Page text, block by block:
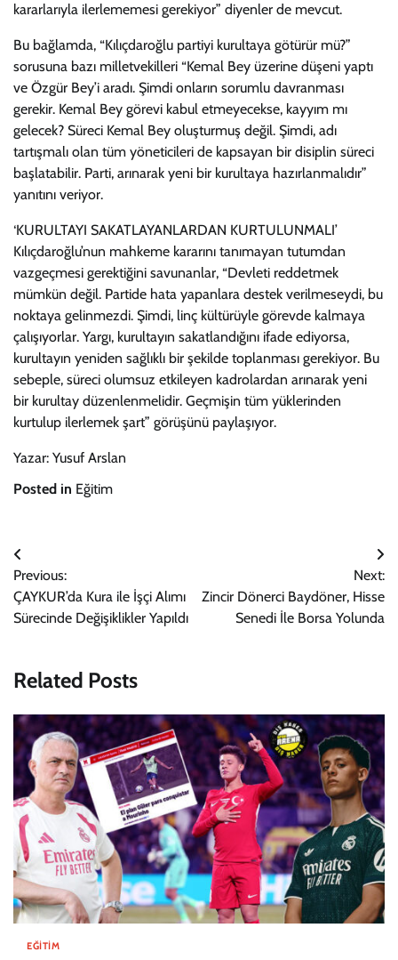
kararlarıyla ilerlememesi gerekiyor” diyenler de mevcut.
Bu bağlamda, “Kılıçdaroğlu partiyi kurultaya götürür mü?”
sorusuna bazı milletvekilleri “Kemal Bey üzerine düşeni yaptı
ve Özgür Bey’i aradı. Şimdi onların sorumlu davranması
gerekir. Kemal Bey görevi kabul etmeyecekse, kayyım mı
gelecek? Süreci Kemal Bey oluşturmuş değil. Şimdi, adı
tartışmalı olan tüm yöneticileri de kapsayan bir disiplin süreci
başlatabilir. Parti, arınarak yeni bir kurultaya hazırlanmalıdır”
yanıtını veriyor.
‘KURULTAYI SAKATLAYANLARDAN KURTULUNMALI’
Kılıçdaroğlu’nun mahkeme kararını tanımayan tutumdan
vazgeçmesi gerektiğini savunanlar, “Devleti reddetmek
mümkün değil. Partide hata yapanlara destek verilmeseydi, bu
noktaya gelinmezdi. Şimdi, linç kültürüyle görevde kalmaya
çalışıyorlar. Yargı, kurultayın sakatlandığını ifade ediyorsa,
kurultayın yeniden sağlıklı bir şekilde toplanması gerekiyor. Bu
sebeple, süreci olumsuz etkileyen kadrolardan arınarak yeni
bir kurultay düzenlenmelidir. Geçmişin tüm yüklerinden
kurtulup ilerlemek şart” görüşünü paylaşıyor.
Yazar: Yusuf Arslan
Posted in Eğitim
Yazı
gezinmesi
Previous:
ÇAYKUR’da Kura ile İşçi Alımı
Sürecinde Değişiklikler Yapıldı
Next:
Zincir Dönerci Baydöner, Hisse
Senedi İle Borsa Yolunda
Related Posts
EĞITIM